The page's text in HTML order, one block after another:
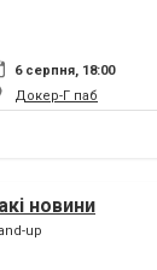
6 серпня, 18:00
Докер-Г паб
новини
up